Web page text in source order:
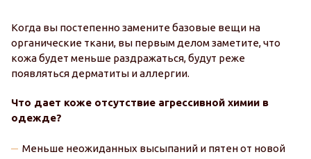
Когда вы постепенно замените базовые вещи на
органические ткани, вы первым делом заметите, что
кожа будет меньше раздражаться, будут реже
появляться дерматиты и аллергии.
Что дает коже отсутствие агрессивной химии в
одежде?
Меньше неожиданных высыпаний и пятен от новой